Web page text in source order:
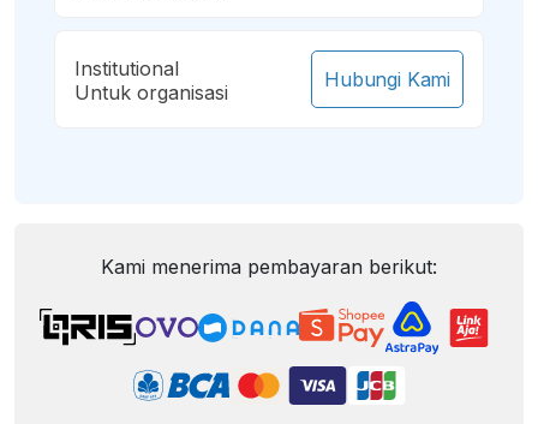
Institutional
Untuk organisasi
Hubungi Kami
Kami menerima pembayaran berikut: